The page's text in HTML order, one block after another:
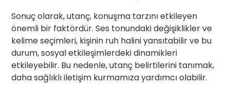
Sonuç olarak, utanç, konuşma tarzını etkileyen
önemli bir faktördür. Ses tonundaki değişiklikler ve
kelime seçimleri, kişinin ruh halini yansıtabilir ve bu
durum, sosyal etkileşimlerdeki dinamikleri
etkileyebilir. Bu nedenle, utanç belirtilerini tanımak,
daha sağlıklı iletişim kurmamıza yardımcı olabilir.